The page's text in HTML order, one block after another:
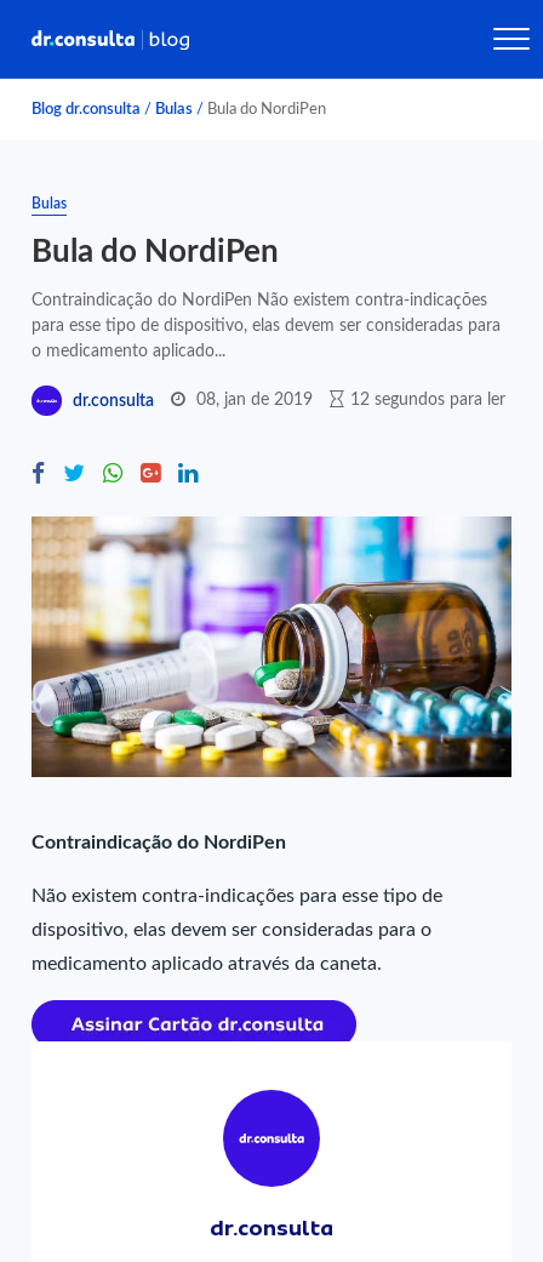
Blog dr.consulta / Bulas / Bula do NordiPen
Bulas
Bula do NordiPen
Contraindicação do NordiPen Não existem contra-indicações
para esse tipo de dispositivo, elas devem ser consideradas para
o medicamento aplicado...
dr.consulta 08, jan de 2019 12 segundos para ler
Contraindicação do NordiPen
Não existem contra-indicações para esse tipo de
dispositivo, elas devem ser consideradas para o
medicamento aplicado através da caneta.
dr.consulta